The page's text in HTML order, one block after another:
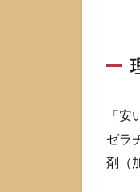
「
ゼラ
剤（